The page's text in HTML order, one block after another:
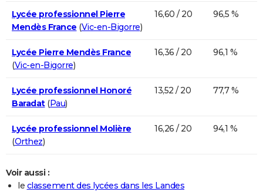
Lycée professionnel Pierre
Mendès France (Vic-en-Bigorre)
16,60 / 20 96,5 %
Lycée Pierre Mendès France
(Vic-en-Bigorre)
16,36 / 20 96,1 %
Lycée professionnel Honoré
Baradat(Pau)
13,52 / 20 77,7 %
Lycée professionnel Molière
(Orthez)
16,26 / 20 94,1 %
Voir aussi :
le classement des lycées dans les Landes